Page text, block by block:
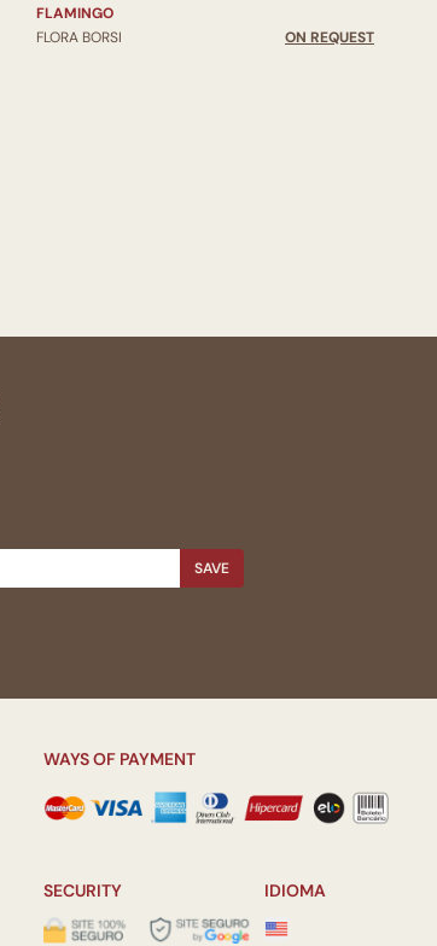
FLAMINGO
FLORA BORSI
ON REQUEST
SAVE
WAYS OF PAYMENT
SECURITY IDIOMA